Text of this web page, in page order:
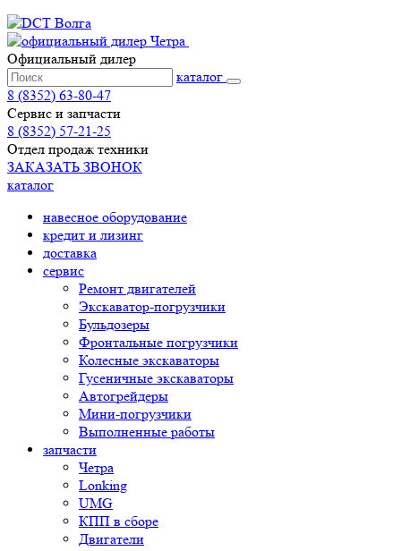
Официальный дилер
каталог
8 (8352) 63-80-47
Сервис и запчасти
8 (8352) 57-21-25
Отдел продаж техники
ЗАКАЗАТЬ ЗВОНОК
каталог
навесное оборудование
кредит и лизинг
доставка
сервис
Ремонт двигателей
Экскаватор-погрузчики
Бульдозеры
Фронтальные погрузчики
Колесные экскаваторы
Гусеничные экскаваторы
Автогрейдеры
Мини-погрузчики
Выполненные работы
запчасти
Четра
Lonking
UMG
КПП в сборе
Двигатели